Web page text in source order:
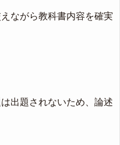
ながら教科書内容を確実
出題されないため、論述